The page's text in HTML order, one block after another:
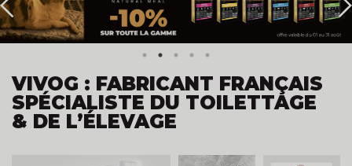
VIVOG : FABRICANT FRANÇAIS
SPÉCIALISTE DU TOILETTAGE
& DE L’ÉLEVAGE